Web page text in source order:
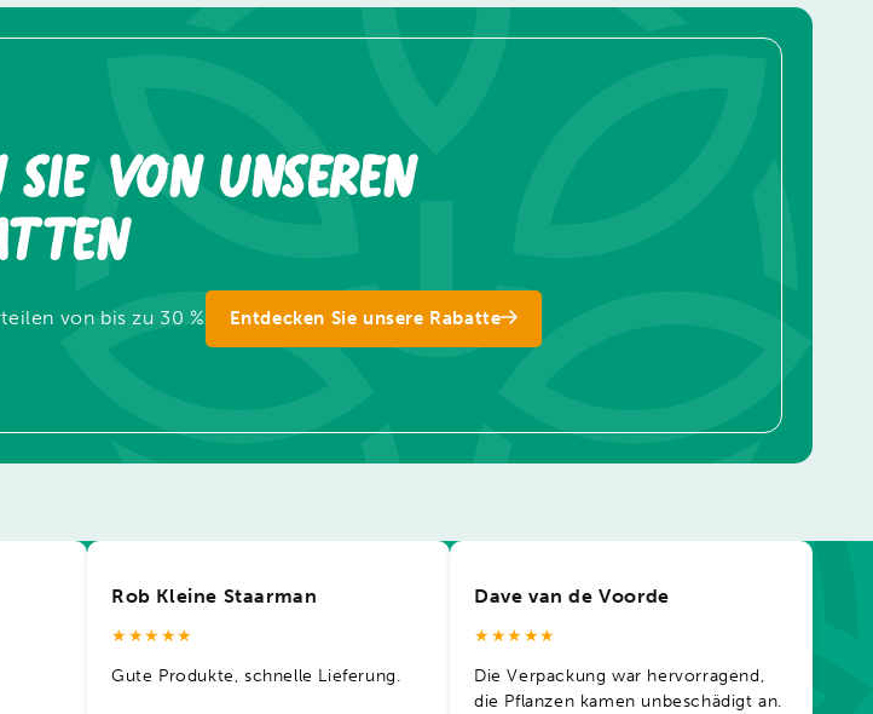
von unseren
von bis zu 30 % Entdecken Sie unsere Rabatte
Rob Kleine Staarman
★★★★★
Gute Produkte, schnelle Lieferung.
Dave van de Voorde
★★★★★
Die Verpackung war hervorragend,
die Pflanzen kamen unbeschädigt an.